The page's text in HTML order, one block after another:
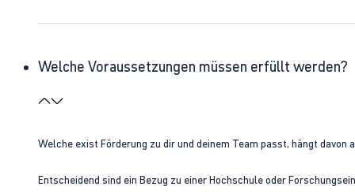
Welche Voraussetzungen müssen erfüllt werden?
Welche exist Förderung zu dir und deinem Team passt, hängt
Entscheidend sind ein Bezug zu einer Hochschule oder